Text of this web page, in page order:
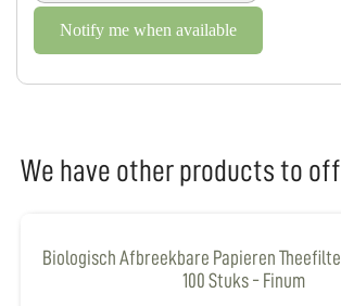
Notify me when available
We have other products to
Biologisch Afbreekbare Papieren
100 Stuks - Finum